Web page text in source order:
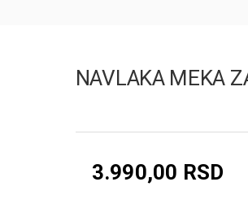
NAVLAKA MEKA
3.990,00 RSD